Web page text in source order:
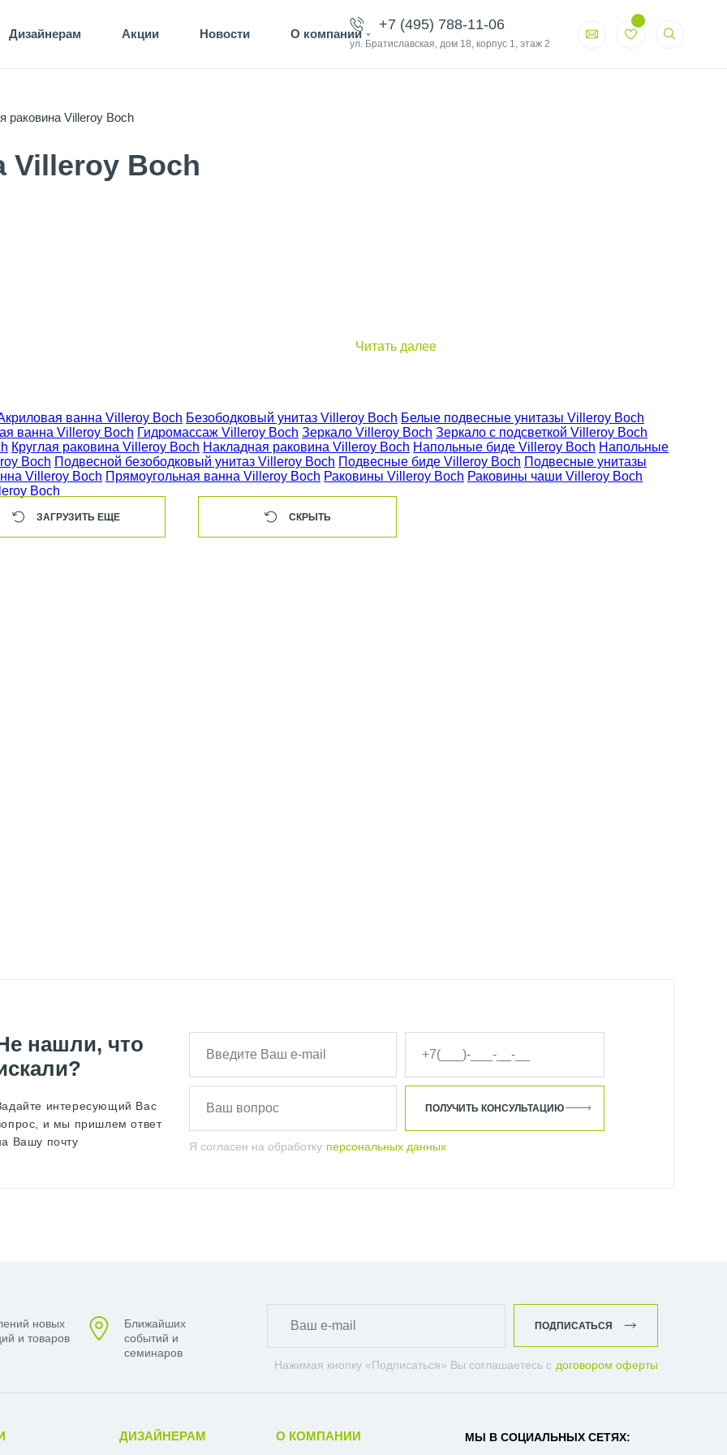
Дизайнерам Акции Новости О компании
+7 (495) 788-11-06
ул. Братиславская, дом 18, корпус 1, этаж 2
раковина Villeroy Boch
Villeroy Boch
Читать далее
ванна Villeroy Boch Безободковый унитаз Villeroy Boch Белые подвесные унитазы Villeroy Boch
ванна Villeroy Boch Гидромассаж Villeroy Boch Зеркало Villeroy Boch Зеркало с подсветкой Villeroy Boch
Круглая раковина Villeroy Boch Накладная раковина Villeroy Boch Напольные биде Villeroy Boch Напольные
Boch Подвесной безободковый унитаз Villeroy Boch Подвесные биде Villeroy Boch Подвесные унитазы
Villeroy Boch Прямоугольная ванна Villeroy Boch Раковины Villeroy Boch Раковины чаши Villeroy Boch
Boch
ЗАГРУЗИТЬ ЕЩЕ СКРЫТЬ
нашли, что
интересующий Вас
и мы пришлем ответ
Вашу почту
Я согласен на обработку персональных данных
ПОЛУЧИТЬ КОНСУЛЬТАЦИЮ
новых
и товаров
Ближайших
событий и
семинаров
Нажимая кнопку «Подписаться» Вы соглашаетесь с договором оферты
ПОДПИСАТЬСЯ
ДИЗАЙНЕРАМ О КОМПАНИИ МЫ В СОЦИАЛЬНЫХ СЕТЯХ: